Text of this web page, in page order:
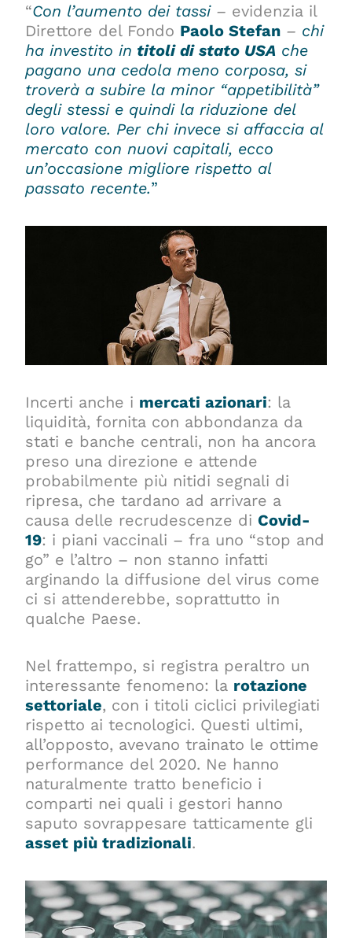
“Con l’aumento dei tassi– evidenzia il
Direttore del Fondo Paolo Stefan – chi
ha investito in titoli di stato USA che
pagano una cedola meno corposa, si
troverà a subire la minor “appetibilità”
degli stessi e quindi la riduzione del
loro valore. Per chi invece si affaccia al
mercato con nuovi capitali, ecco
un’occasione migliore rispetto al
passato recente.”
Incerti anche i mercati azionari: la
liquidità, fornita con abbondanza da
stati e banche centrali, non ha ancora
preso una direzione e attende
probabilmente più nitidi segnali di
ripresa, che tardano ad arrivare a
causa delle recrudescenze di Covid-
19: i piani vaccinali – fra uno “stop and
go” e l’altro – non stanno infatti
arginando la diffusione del virus come
ci si attenderebbe, soprattutto in
qualche Paese.
Nel frattempo, si registra peraltro un
interessante fenomeno: la rotazione
settoriale, con i titoli ciclici privilegiati
rispetto ai tecnologici. Questi ultimi,
all’opposto, avevano trainato le ottime
performance del 2020. Ne hanno
naturalmente tratto beneficio i
comparti nei quali i gestori hanno
saputo sovrappesare tatticamente gli
asset più tradizionali.